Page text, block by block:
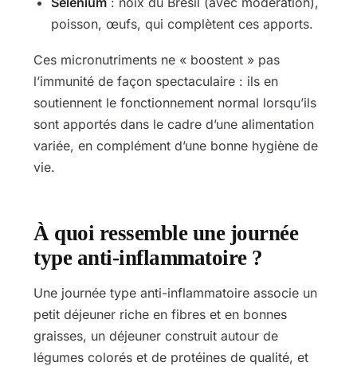
poisson, œufs, qui complètent ces apports.
Ces micronutriments ne « boostent » pas
l’immunité de façon spectaculaire : ils en
soutiennent le fonctionnement normal lorsqu’ils
sont apportés dans le cadre d’une alimentation
variée, en complément d’une bonne hygiène de
vie.
À quoi ressemble une journée
type anti-inflammatoire ?
Une journée type anti-inflammatoire associe un
petit déjeuner riche en fibres et en bonnes
graisses, un déjeuner construit autour de
légumes colorés et de protéines de qualité, et